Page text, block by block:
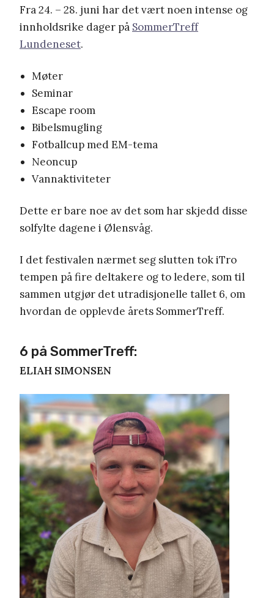
Fra 24. – 28. juni har det vært noen intense og
innholdsrike dager på SommerTreff
Lundeneset.
Møter
Seminar
Escape room
Bibelsmugling
Fotballcup med EM-tema
Neoncup
Vannaktiviteter
Dette er bare noe av det som har skjedd disse
solfylte dagene i Ølensvåg.
I det festivalen nærmet seg slutten tok iTro
tempen på fire deltakere og to ledere, som til
sammen utgjør det utradisjonelle tallet 6, om
hvordan de opplevde årets SommerTreff.
6 på SommerTreff:
ELIAH SIMONSEN